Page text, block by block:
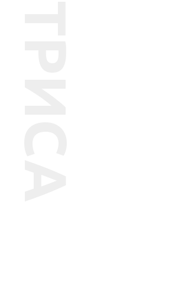
АКТРИСА